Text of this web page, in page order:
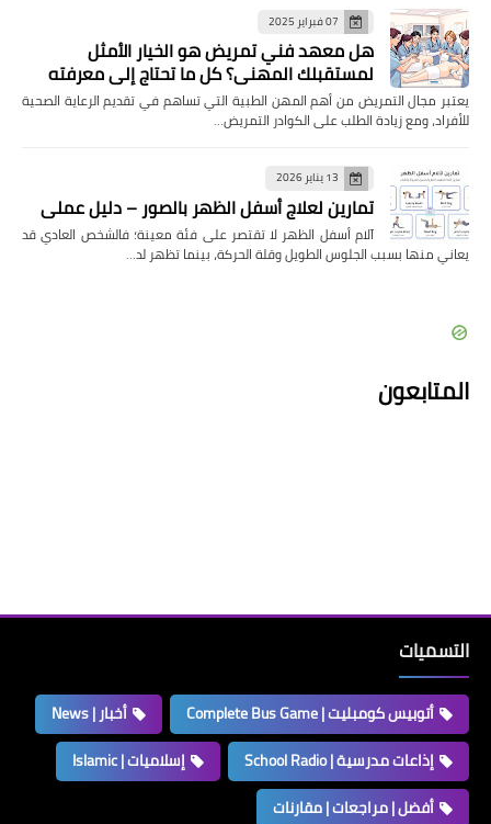
07 فبراير 2025
هل معهد فني تمريض هو الخيار الأمثل
لمستقبلك المهني؟ كل ما تحتاج إلى معرفته
يعتبر مجال التمريض من أهم المهن الطبية التي تساهم في تقديم الرعاية الصحية
للأفراد، ومع زيادة الطلب على الكوادر التمريض…
13 يناير 2026
تمارين لعلاج أسفل الظهر بالصور – دليل عملي
آلام أسفل الظهر لا تقتصر على فئة معينة؛ فالشخص العادي قد
يعاني منها بسبب الجلوس الطويل وقلة الحركة، بينما تظهر لد…
المتابعون
التسميات
أتوبيس كومبليت | Complete Bus Game
أخبار | News
إذاعات مدرسية | School Radio
إسلاميات | Islamic
أفضل | مراجعات | مقارنات